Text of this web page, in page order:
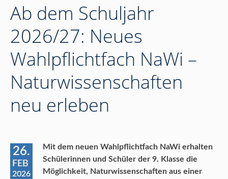
Ab dem Schuljahr
2026/27: Neues
Wahlpflichtfach NaWi –
Naturwissenschaften
neu erleben
26.
FEB
2026
Mit dem neuen Wahlpflichtfach NaWi erhalten
Schülerinnen und Schüler der 9. Klasse die
Möglichkeit, Naturwissenschaften aus einer